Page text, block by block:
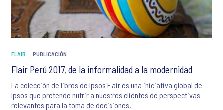
FLAIR PUBLICACIÓN
Flair Perú 2017, de la informalidad a la modernidad
La colección de libros de Ipsos Flair es una iniciativa global de
Ipsos que pretende nutrir a nuestros clientes de perspectivas
relevantes para la toma de decisiones.